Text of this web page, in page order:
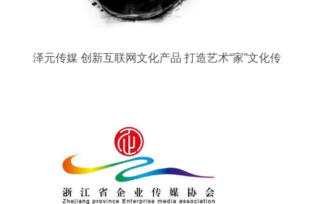
泽元传媒 创新互联网文化产品 打造艺术“家”文化传